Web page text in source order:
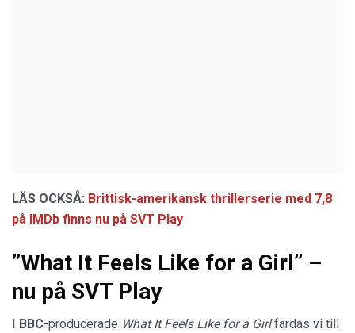
LÄS OCKSÅ: Brittisk-amerikansk thrillerserie med 7,8
på IMDb finns nu på SVT Play
”What It Feels Like for a Girl” –
nu på SVT Play
BBC-producerade What It Feels Like for a Girlfärdas vi till